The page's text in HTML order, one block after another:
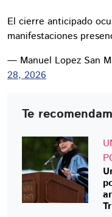
El cierre anticipado
manifestaciones
— Manuel Lopez San
28, 2026
Te